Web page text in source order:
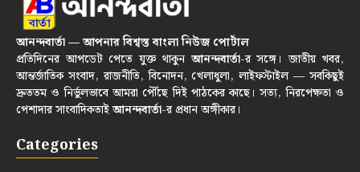
আনন্দবার্তা — আপনার বিশ্বস্ত বাংলা নিউজ পোর্টাল
প্রতিদিনের আপডেট পেতে যুক্ত থাকুনআনন্দবার্তা-র সঙ্গে। জাতীয় খবর,
আন্তর্জাতিক সংবাদ, রাজনীতি, বিনোদন, খেলাধুলা, লাইফস্টাইল — সবকিছুই
দ্রুততম ও নির্ভুলভাবে আমরা পৌঁছে দিই পাঠকের কাছে। সত্য, নিরপেক্ষতা ও
পেশাদার সাংবাদিকতাইআনন্দবার্তা-র প্রধান অঙ্গীকার।
Categories